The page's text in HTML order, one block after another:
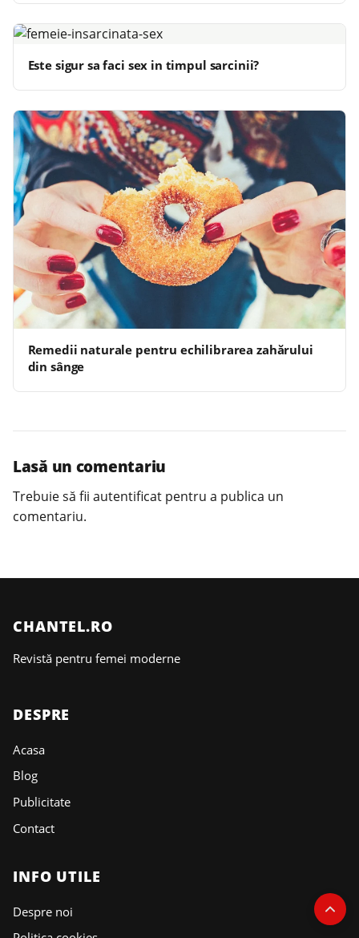
Este sigur sa faci sex in timpul sarcinii?
Remedii naturale pentru echilibrarea zahărului
din sânge
Lasă un comentariu
Trebuie să fii autentificat pentru a publica un
comentariu.
CHANTEL.RO
Revistă pentru femei moderne
DESPRE
Acasa
Blog
Publicitate
Contact
INFO UTILE
Despre noi